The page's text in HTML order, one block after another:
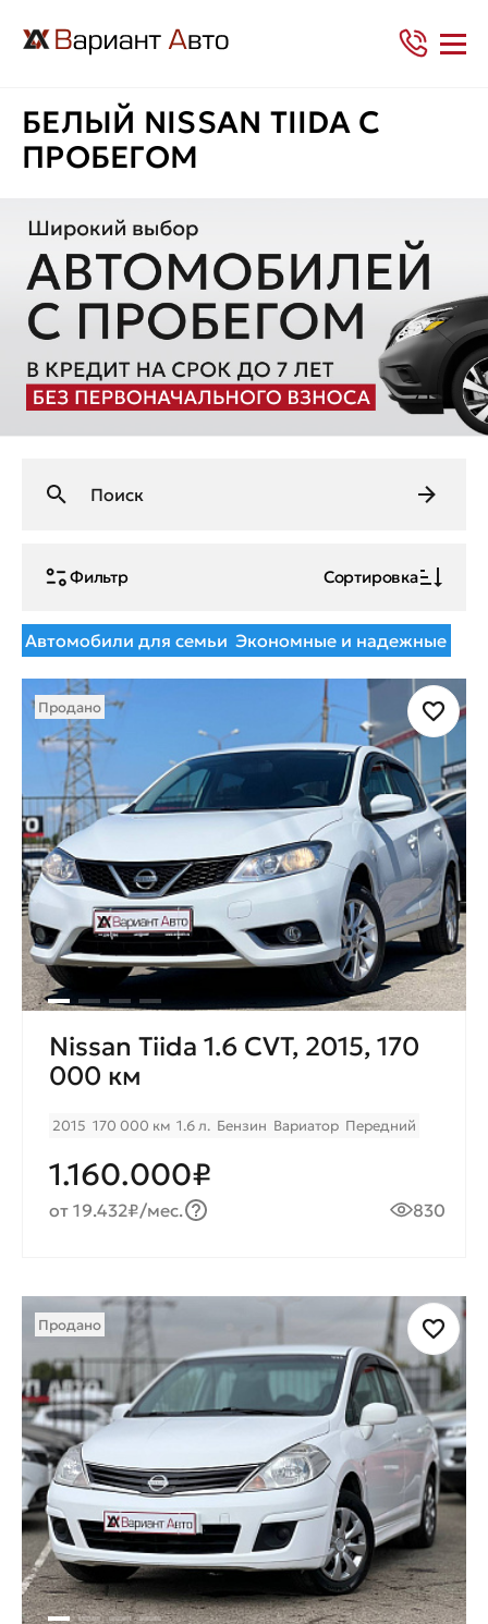
БЕЛЫЙ NISSAN TIIDA С
ПРОБЕГОМ
Фильтр Сортировка
Автомобили для семьи Экономные и надежные
Продано
Nissan Tiida 1.6 CVT, 2015, 170
000 км
2015 170 000 км 1.6 л. Бензин Вариатор Передний
1.160.000₽
от 19.432₽/мес. 830
Продано